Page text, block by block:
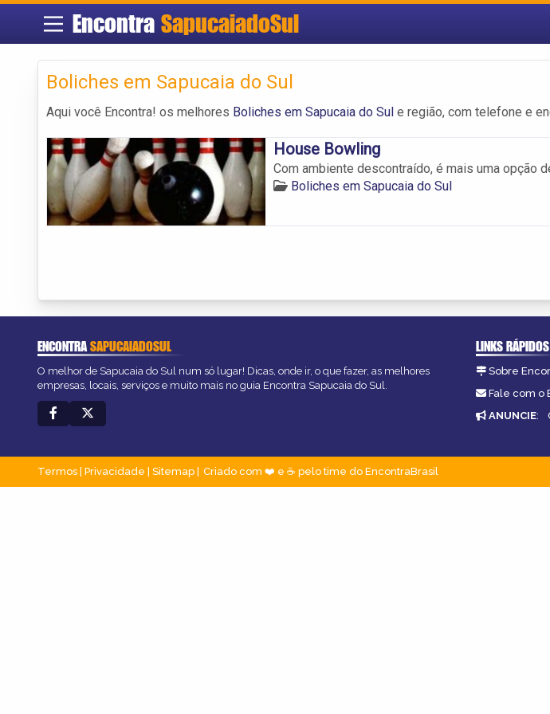
Encontra SapucaiadoSul
Boliches em Sapucaia do Sul
Aqui você Encontra! os melhores Boliches em Sapucaia do Sul e região, com telefone e
House Bowling
Com ambiente descontraído, é mais uma opção
Boliches em Sapucaia do Sul
ENCONTRASAPUCAIADOSUL
O melhor de Sapucaia do Sul num só lugar! Dicas, onde ir, o que fazer, as melhores
empresas, locais, serviços e muito mais no guia Encontra Sapucaia do Sul.
LINKS RÁPIDOS
Sobre
Fale com o
ANUNCIE:
Termos Privacidade Sitemap Criado com ❤️ e ☕ pelo time do EncontraBrasil